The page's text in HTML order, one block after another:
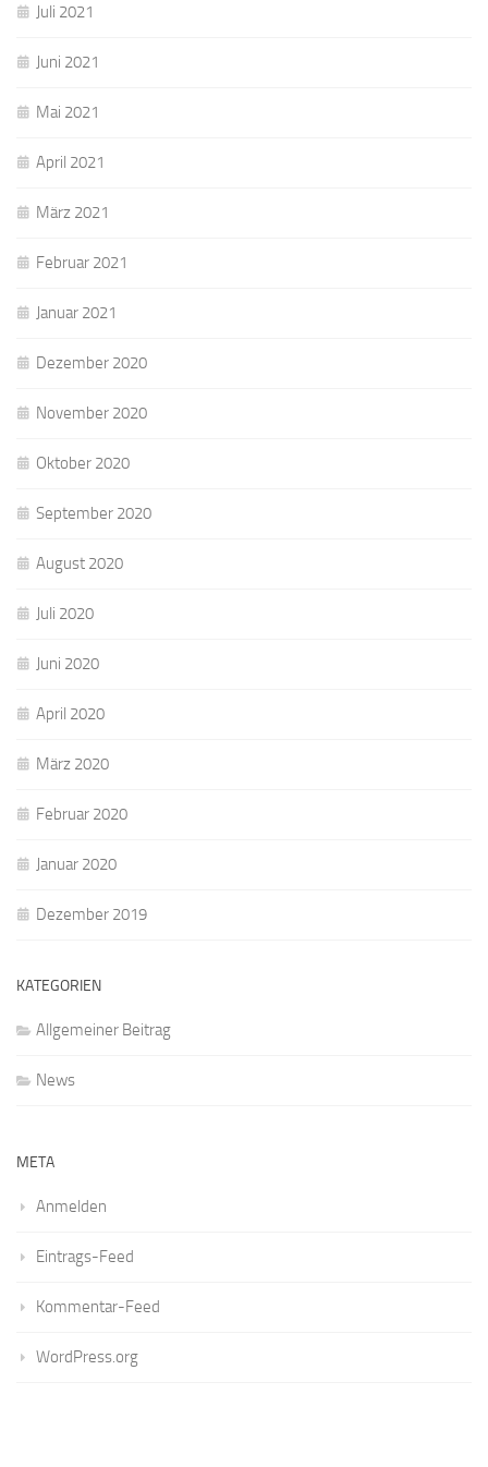
Juli 2021
Juni 2021
Mai 2021
April 2021
März 2021
Februar 2021
Januar 2021
Dezember 2020
November 2020
Oktober 2020
September 2020
August 2020
Juli 2020
Juni 2020
April 2020
März 2020
Februar 2020
Januar 2020
Dezember 2019
KATEGORIEN
Allgemeiner Beitrag
News
META
Anmelden
Eintrags-Feed
Kommentar-Feed
WordPress.org